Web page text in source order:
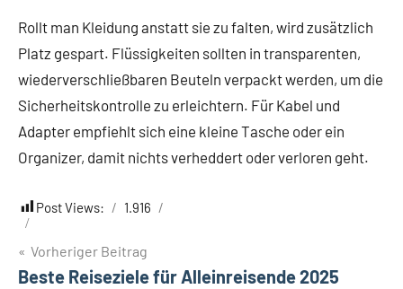
Rollt man Kleidung anstatt sie zu falten, wird zusätzlich
Platz gespart. Flüssigkeiten sollten in transparenten,
wiederverschließbaren Beuteln verpackt werden, um die
Sicherheitskontrolle zu erleichtern. Für Kabel und
Adapter empfiehlt sich eine kleine Tasche oder ein
Organizer, damit nichts verheddert oder verloren geht.
Post Views: 1.916
Beitragsnavigation
Vorheriger Beitrag
Beste Reiseziele für Alleinreisende 2025